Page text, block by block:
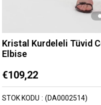
Kristal Kurdeleli Tüvid
Elbise
€109,22
(DA0002514)
STOK KODU